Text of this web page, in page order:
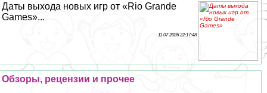
Даты выхода новых игр от «Rio Grande
Games»...
11 07 2026 22:17:48
Обзоры, рецензии и прочее